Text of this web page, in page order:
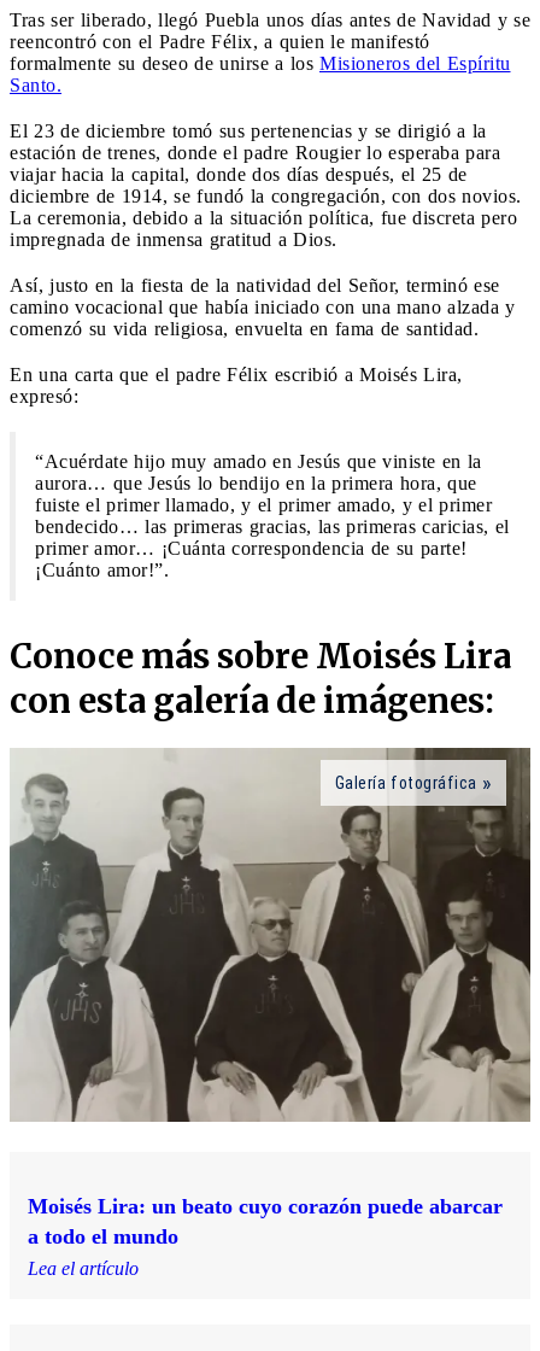
Tras ser liberado, llegó Puebla unos días antes de Navidad y se
reencontró con el Padre Félix, a quien le manifestó
formalmente su deseo de unirse a los Misioneros del Espíritu
Santo.
El 23 de diciembre tomó sus pertenencias y se dirigió a la
estación de trenes, donde el padre Rougier lo esperaba para
viajar hacia la capital, donde dos días después, el 25 de
diciembre de 1914, se fundó la congregación, con dos novios.
La ceremonia, debido a la situación política, fue discreta pero
impregnada de inmensa gratitud a Dios.
Así, justo en la fiesta de la natividad del Señor, terminó ese
camino vocacional que había iniciado con una mano alzada y
comenzó su vida religiosa, envuelta en fama de santidad.
En una carta que el padre Félix escribió a Moisés Lira,
expresó:
“Acuérdate hijo muy amado en Jesús que viniste en la
aurora… que Jesús lo bendijo en la primera hora, que
fuiste el primer llamado, y el primer amado, y el primer
bendecido… las primeras gracias, las primeras caricias, el
primer amor… ¡Cuánta correspondencia de su parte!
¡Cuánto amor!”.
Conoce más sobre Moisés Lira
con esta galería de imágenes:
Galería fotográfica
Moisés Lira: un beato cuyo corazón puede abarcar
a todo el mundo
Lea el artículo